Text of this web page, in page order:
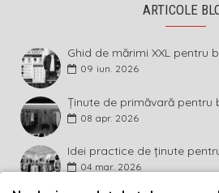
ARTICOLE
09 iun. 2026
Ținute de primăvară pentru
08 apr. 2026
04 mar. 2026